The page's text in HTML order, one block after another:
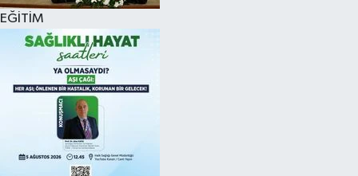
EĞİTİMVİZYONDAKİLER
YAŞAM